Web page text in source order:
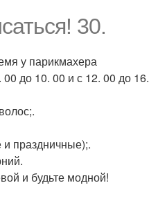
30.
у парикмахера
до 10. 00 и с 12. 00 до 16.
праздничные);.
и будьте модной!